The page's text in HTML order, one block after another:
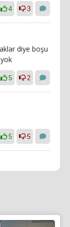
4 3
diye boşu
5 2
5 5